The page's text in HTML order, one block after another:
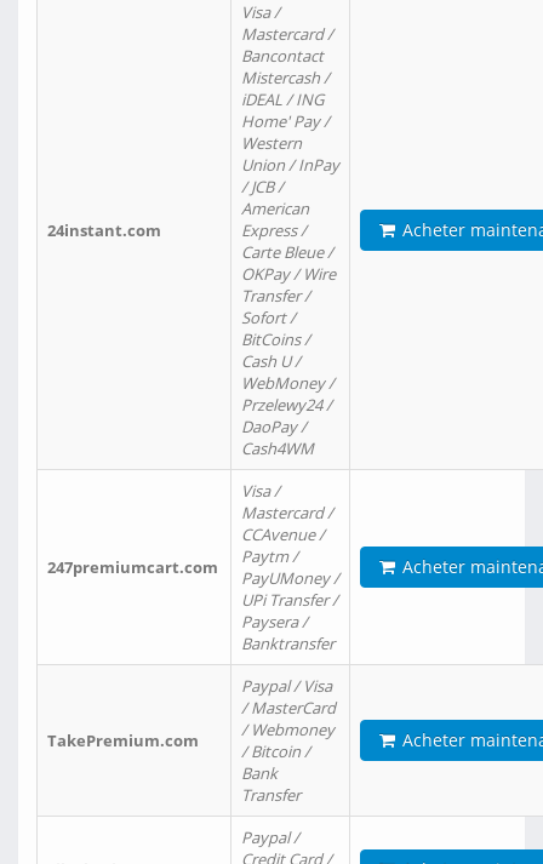
24instant.com
Visa /
Mastercard /
Bancontact
Mistercash /
iDEAL / ING
Home' Pay /
Western
Union / InPay
/ JCB /
American
Express /
Carte Bleue /
OKPay / Wire
Transfer /
Sofort /
BitCoins /
Cash U /
WebMoney /
Przelewy24 /
DaoPay /
Cash4WM
Acheter
247premiumcart.com
Visa /
Mastercard /
CCAvenue /
Paytm /
PayUMoney /
UPi Transfer /
Paysera /
Banktransfer
Acheter
TakePremium.com
Paypal / Visa
/ MasterCard
/ Webmoney
/ Bitcoin /
Bank
Transfer
Acheter
Paypal /
Credit Card /